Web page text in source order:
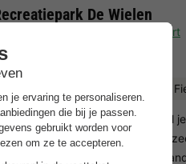
De Wielen
Kaart
Ga fietsen in de omgeving, haal
Ideale locatie vlakbij het
De zonnigste regio van